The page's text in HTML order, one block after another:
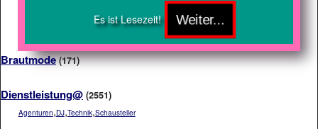
Es ist Lesezeit!
Brautmode (171)
Dienstleistung@ (2551)
Agenturen,DJ,Technik,Schausteller